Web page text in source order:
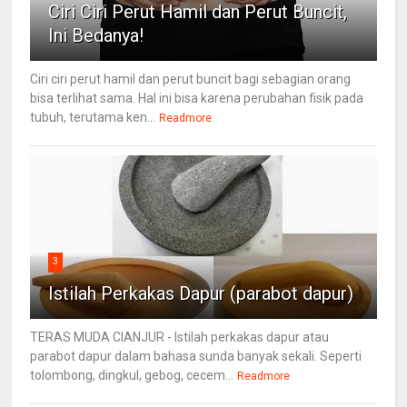
Ciri Ciri Perut Hamil dan Perut Buncit,
Ini Bedanya!
Ciri ciri perut hamil dan perut buncit bagi sebagian orang
bisa terlihat sama. Hal ini bisa karena perubahan fisik pada
tubuh, terutama ken... Readmore
3
Istilah Perkakas Dapur (parabot dapur)
TERAS MUDA CIANJUR - Istilah perkakas dapur atau
parabot dapur dalam bahasa sunda banyak sekali. Seperti
tolombong, dingkul, gebog, cecem... Readmore